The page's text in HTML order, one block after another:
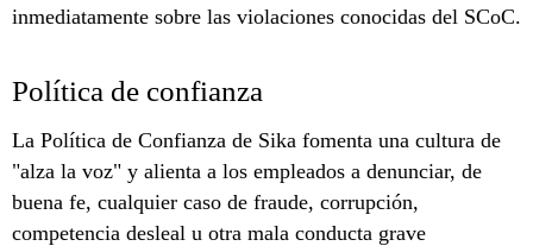
inmediatamente sobre las violaciones conocidas del SCoC.
Política de confianza
La Política de Confianza de Sika fomenta una cultura de
"alza la voz" y alienta a los empleados a denunciar, de
buena fe, cualquier caso de fraude, corrupción,
competencia desleal u otra mala conducta grave